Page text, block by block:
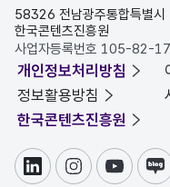
58326 전남광주통합특별
한국콘텐츠진흥원
사업자등록번호 105-82-
개인정보처리방침
정보활용방침
한국콘텐츠진흥원
링크드인인스타그램
유튜브